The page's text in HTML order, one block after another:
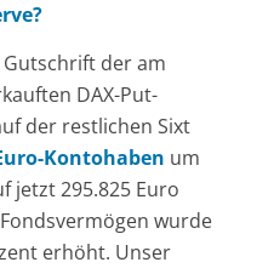
der am
DAX-Put-
der restlichen Sixt
Kontohaben um
jetzt 295.825 Euro
wurde
erhöht. Unser